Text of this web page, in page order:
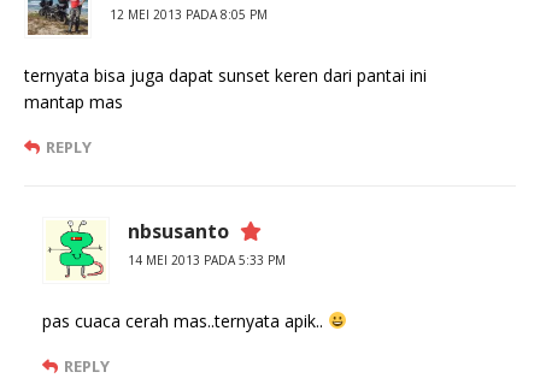
12 MEI 2013 PADA 8:05 PM
ternyata bisa juga dapat sunset keren dari pantai ini
mantap mas
REPLY
nbsusanto
14 MEI 2013 PADA 5:33 PM
pas cuaca cerah mas..ternyata apik..
REPLY